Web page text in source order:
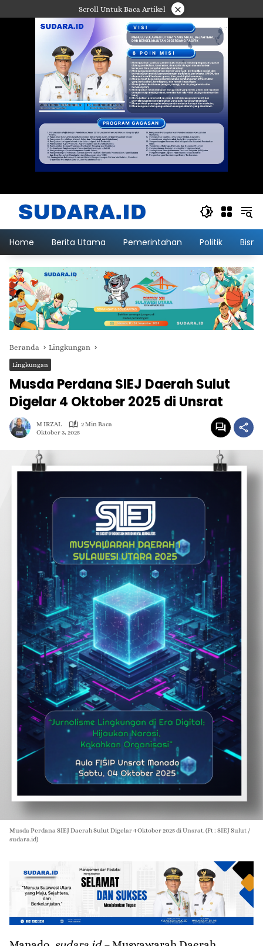
ke
Scroll Untuk Baca Artikel ×
Home Berita Utama Pemerintahan Politik
Beranda Lingkungan
Lingkungan
Musda Perdana SIEJ Daerah Sulut
Digelar 4 Oktober 2025 di Unsrat
M IRZAL
2 Min Baca
Oktober 3, 2025
Musda Perdana SIEJ Daerah Sulut Digelar 4 Oktober 2025 di Unsrat. (Ft : SIEJ Sulut /
sudara.id)